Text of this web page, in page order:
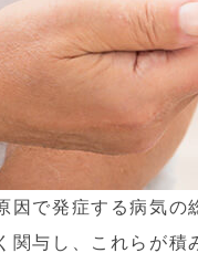
因で発症する病気
関与し、これらが